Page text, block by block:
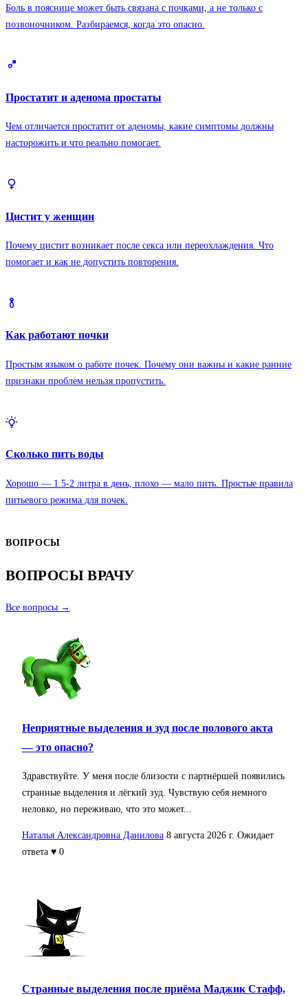
Боль в пояснице может быть связана с почками, а не только с
позвоночником. Разбираемся, когда это опасно.
Простатит и аденома простаты
Чем отличается простатит от аденомы, какие симптомы должны
насторожить и что реально помогает.
Цистит у женщин
Почему цистит возникает после секса или переохлаждения. Что
помогает и как не допустить повторения.
Как работают почки
Простым языком о работе почек. Почему они важны и какие ранние
признаки проблем нельзя пропустить.
Сколько пить воды
Хорошо — 1.5-2 литра в день, плохо — мало пить. Простые правила
питьевого режима для почек.
ВОПРОСЫ
ВОПРОСЫ ВРАЧУ
Все вопросы →
Неприятные выделения и зуд после полового акта
— это опасно?
Здравствуйте. У меня после близости с партнёршей появились
странные выделения и лёгкий зуд. Чувствую себя немного
неловко, но переживаю, что это может...
Наталья Александровна Данилова 8 августа 2026 г. Ожидает
ответа ♥ 0
Странные выделения после приёма Маджик Стафф,